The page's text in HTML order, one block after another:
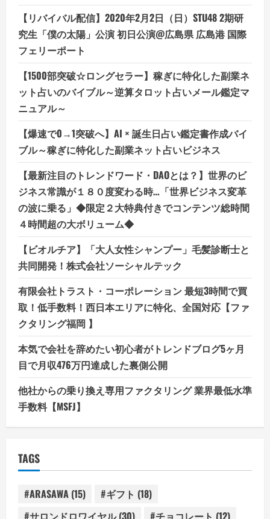
【リバイバル配信】2020年2月2日（日）STU48 2期研
究生「僕の太陽」公演 初日公演@広島県 広島港 国際
フェリーポート
【1500部突破☆ロングセラー】稼ぎに特化した副業ネ
ット占いのバイブル～逆算タロット占いメール鑑定マ
ニュアル～
【爆速で0→1突破へ】AI × 誕生日占い鑑定書作成バイ
ブル～稼ぎに特化した副業ネット占いビジネス
【最新注目のトレンドワード・DAOとは？】世界のビ
ジネス常識が１８０度変わる時…「世界ビジネス変革
の波に乗る」◆限定２大特典付きでコンテンツ総時間
４時間超の大ボリューム◆
【ビオルチア】「大人女性シャンプー」毛髪診断士と
共同開発！株式会社ソーシャルテック
有限会社トラスト・コーポレーション 最短3時間で買
取！低手数料！西日本エリアに特化、全国対応【ファ
クタリング福岡 】
本気で会社を辞めたい初心者がトレンドブログ5ヶ月
目で月収476万円達成した裏側公開
他社からの乗り換え専用ファクタリング 業界最低水準
手数料【MSFJ】
TAGS
#ARASAWA (15) #ギフト (18)